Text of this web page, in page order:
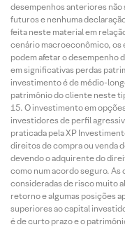
desempenhos anteriores
futuros e nenhuma
feita neste material em
cenário macroeconômico, os
podem afetar o desempenho
em significativas perdas
investimento é de médio-
patrimônio do cliente neste
O investimento em
investidores de perfil
praticada pela XP
direitos de compra ou venda
devendo o adquirente do
como num acordo seguro. As
consideradas de risco muito
retorno e algumas posições
superiores ao capital
é de curto prazo e o